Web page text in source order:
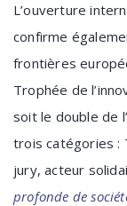
L’ouverture
confirme
frontières
Trophée de
soit le double de
trois catégories :
jury, acteur
profonde de